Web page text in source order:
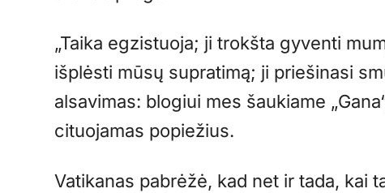
„Taika egzistuoja; ji trokšta gyventi
išplėsti mūsų supratimą; ji priešinasi
alsavimas: blogiui mes šaukiame
cituojamas popiežius.
Vatikanas pabrėžė, kad net ir tada, kai